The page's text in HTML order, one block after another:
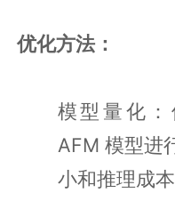
优化方法：
模型量化
AFM 模型进
小和推理成本